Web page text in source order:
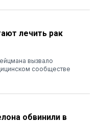
лечить рак
вызвало
сообществе
обвинили в